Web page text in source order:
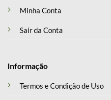
Minha Conta
Sair da Conta
Informação
Termos e Condição de Uso